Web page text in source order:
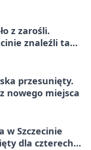
z zarośli.
znaleźli tam
przesunięty.
nowego miejsca
w Szczecinie
dla czterech